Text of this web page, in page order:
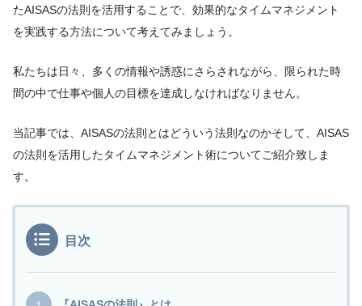
たAISASの法則を活用することで、効果的なタイムマネジメント
を実践する方法について考えてみましょう。
私たちは日々、多くの情報や誘惑にさらされながら、限られた時
間の中で仕事や個人の目標を達成しなければなりません。
当記事では、AISASの法則とはどういう法則なのかそして、AISAS
の法則を活用したタイムマネジメント術についてご紹介致しま
す。
目次